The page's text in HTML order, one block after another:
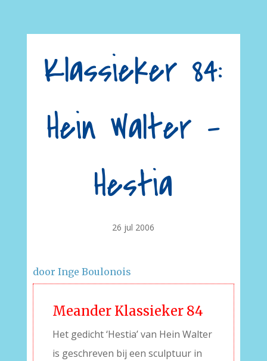
Klassieker 84:
Hein Walter –
Hestia
26 jul 2006
door Inge Boulonois
Meander Klassieker 84
Het gedicht ‘Hestia’ van Hein Walter
is geschreven bij een sculptuur in